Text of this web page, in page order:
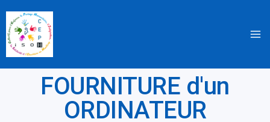
au
contenu
FOURNITURE d'un
ORDINATEUR